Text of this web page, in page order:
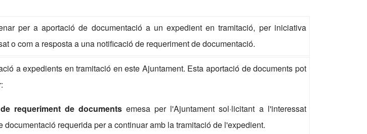
per a aportació de documentació a un expedient en tramitació, per iniciativa
o com a resposta a una notificació de requeriment de documentació.
a expedients en tramitació en este Ajuntament. Esta aportació de documents pot
requeriment de documents emesa per l'Ajuntament sol·licitant a l'interessat
documentació requerida per a continuar amb la tramitació de l'expedient.